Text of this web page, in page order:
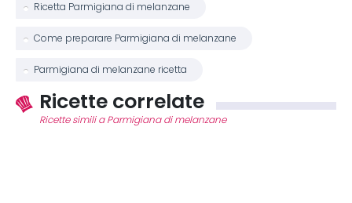
Ricetta Parmigiana di melanzane
Come preparare Parmigiana di melanzane
Parmigiana di melanzane ricetta
Ricette correlate
Ricette simili a Parmigiana di melanzane